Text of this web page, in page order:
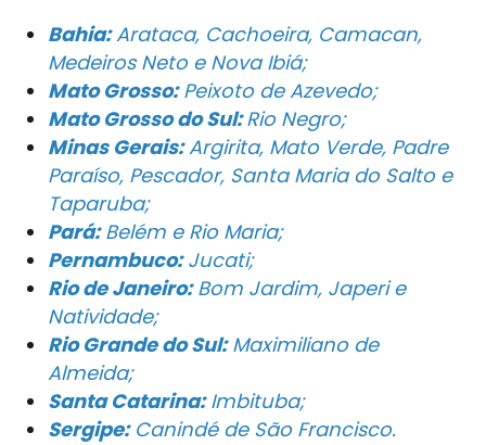
Bahia:Arataca, Cachoeira, Camacan,
Medeiros Neto e Nova Ibiá;
Mato Grosso:Peixoto de Azevedo;
Mato Grosso do Sul:Rio Negro;
Minas Gerais:Argirita, Mato Verde, Padre
Paraíso, Pescador, Santa Maria do Salto e
Taparuba;
Pará:Belém e Rio Maria;
Pernambuco:Jucati;
Rio de Janeiro:Bom Jardim, Japeri e
Natividade;
Rio Grande do Sul:Maximiliano de
Almeida;
Santa Catarina:Imbituba;
Sergipe:Canindé de São Francisco.